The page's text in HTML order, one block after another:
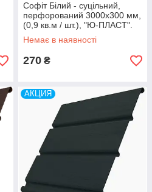
Софіт Білий - суцільний,
перфорований 3000х300 мм,
(0,9 кв.м / шт.), "Ю-ПЛАСТ".
Немає в наявності
270 ₴
АКЦИЯ